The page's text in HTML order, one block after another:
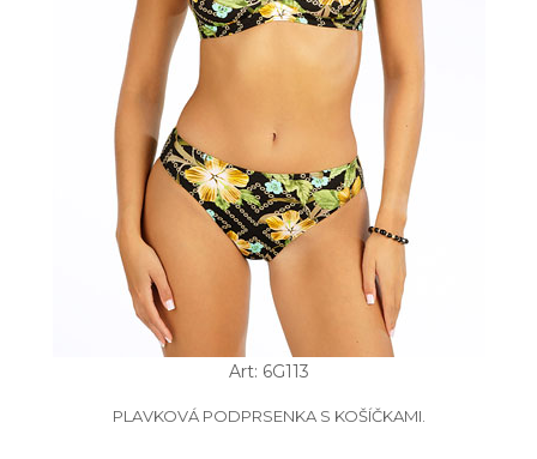
Art: 6G113
PLAVKOVÁ PODPRSENKA S KOŠÍČKAMI.